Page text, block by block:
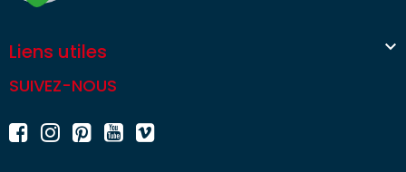
Liens utiles 
SUIVEZ-NOUS